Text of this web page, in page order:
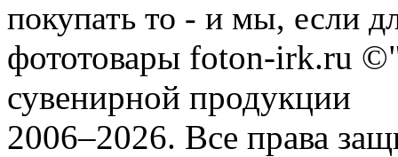
покупать то - и мы, если
фототовары foton-irk.ru
сувенирной продукции
2006–2026. Все права